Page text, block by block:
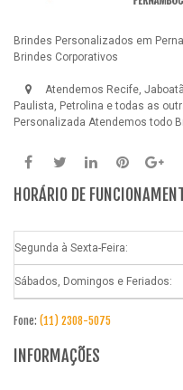
Brindes Personalizados em
Brindes Corporativos
Atendemos Recife,
Paulista, Petrolina e todas as
Personalizada Atendemos todo
HORÁRIO DE
Segunda à Sexta-Feira:
Sábados, Domingos e Feriados:
Fone: (11) 2308-5075
INFORMAÇÕES